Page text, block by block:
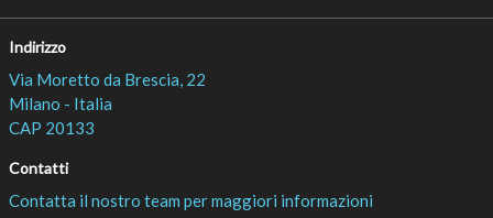
Indirizzo
Via Moretto da Brescia, 22
Milano - Italia
CAP 20133
Contatti
Contatta il nostro team per maggiori informazioni